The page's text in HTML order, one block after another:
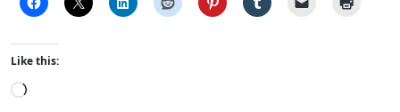
Like this:
L